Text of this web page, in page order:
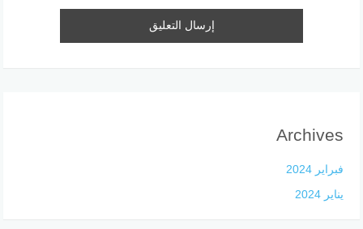
Archives
فبراير 2024
يناير 2024